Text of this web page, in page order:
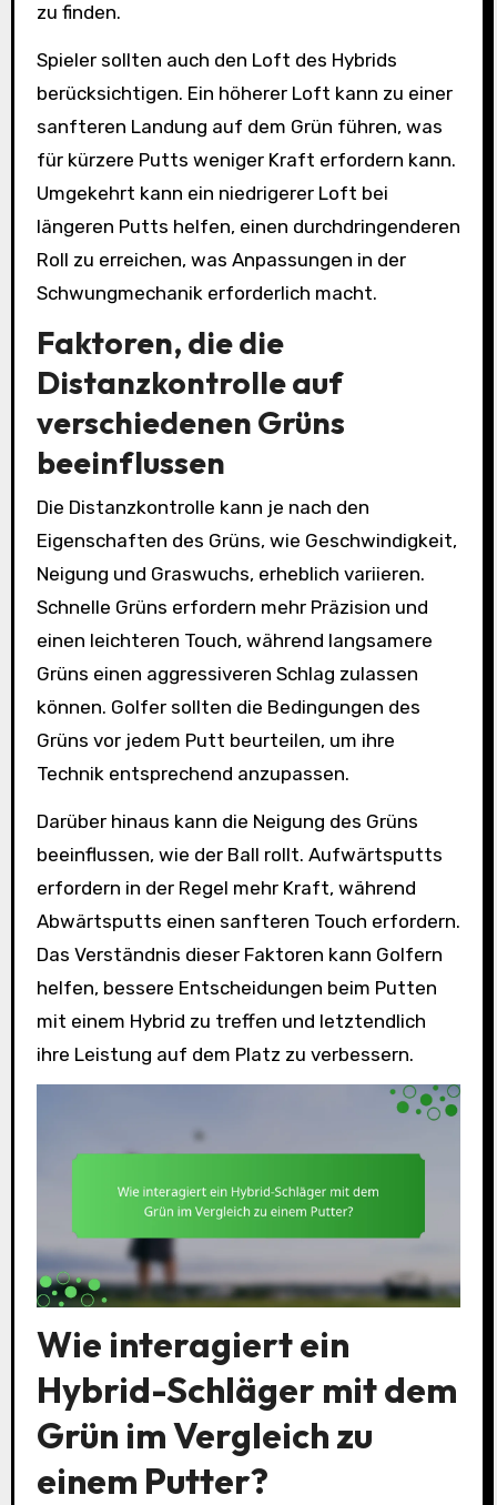
zu finden.
Spieler sollten auch den Loft des Hybrids
berücksichtigen. Ein höherer Loft kann zu einer
sanfteren Landung auf dem Grün führen, was
für kürzere Putts weniger Kraft erfordern kann.
Umgekehrt kann ein niedrigerer Loft bei
längeren Putts helfen, einen durchdringenderen
Roll zu erreichen, was Anpassungen in der
Schwungmechanik erforderlich macht.
Faktoren, die die
Distanzkontrolle auf
verschiedenen Grüns
beeinflussen
Die Distanzkontrolle kann je nach den
Eigenschaften des Grüns, wie Geschwindigkeit,
Neigung und Graswuchs, erheblich variieren.
Schnelle Grüns erfordern mehr Präzision und
einen leichteren Touch, während langsamere
Grüns einen aggressiveren Schlag zulassen
können. Golfer sollten die Bedingungen des
Grüns vor jedem Putt beurteilen, um ihre
Technik entsprechend anzupassen.
Darüber hinaus kann die Neigung des Grüns
beeinflussen, wie der Ball rollt. Aufwärtsputts
erfordern in der Regel mehr Kraft, während
Abwärtsputts einen sanfteren Touch erfordern.
Das Verständnis dieser Faktoren kann Golfern
helfen, bessere Entscheidungen beim Putten
mit einem Hybrid zu treffen und letztendlich
ihre Leistung auf dem Platz zu verbessern.
Wie interagiert ein
Hybrid-Schläger mit dem
Grün im Vergleich zu
einem Putter?